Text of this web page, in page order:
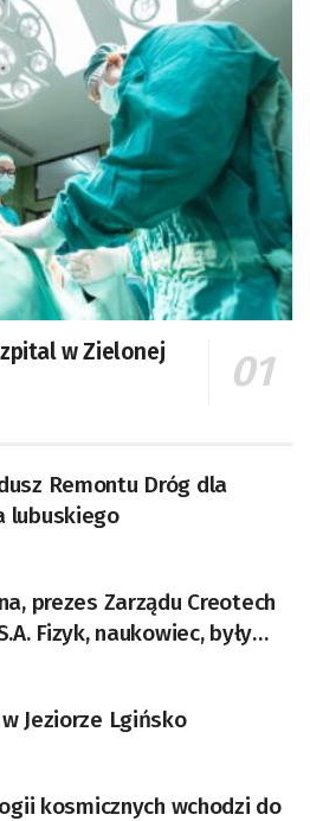
w Zielonej
Remontu Dróg dla
lubuskiego
prezes Zarządu Creotech
były
w Genewie,
nauk fizycznych,
Sektorowej ds.
Jeziorze Lgińsko
kosmicznych wchodzi do